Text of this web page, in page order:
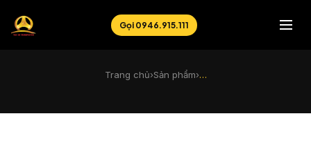
Gọi 0946.915.111
Trang chủ›Sản phẩm›…